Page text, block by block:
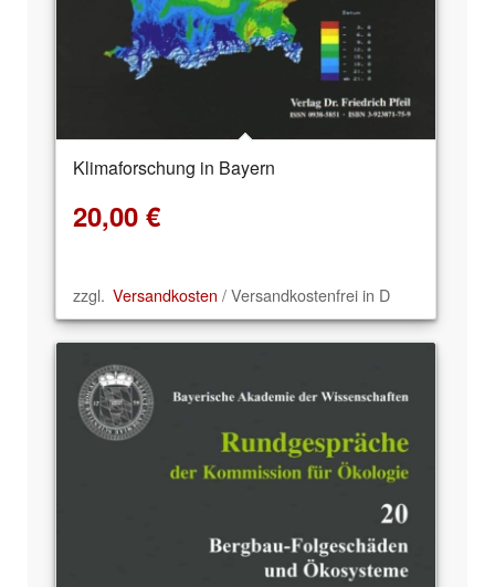
Klimaforschung in Bayern
20,00 €
zzgl. Versandkosten / Versandkostenfrei in D